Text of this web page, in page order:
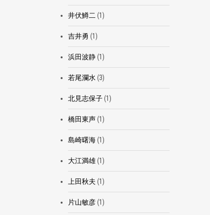
井伏鱒二 (1)
吉井勇 (1)
浜田波静(1)
若尾瀾水 (3)
北見志保子(1)
橋田東声(1)
島崎曙海(1)
大江満雄(1)
上田秋夫 (1)
片山敏彦(1)